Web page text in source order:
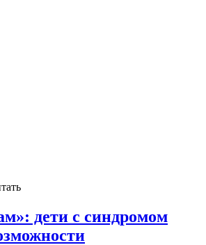
дети с синдромом